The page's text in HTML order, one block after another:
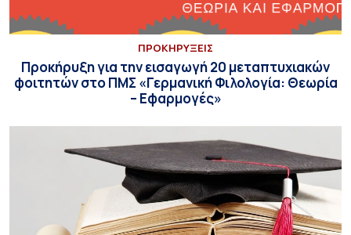
ΠΡΟΚΗΡΥΞΕΙΣ
Προκήρυξη για την εισαγωγή 20 μεταπτυχιακών
φοιτητών στο ΠΜΣ «Γερμανική Φιλολογία: Θεωρία
– Εφαρμογές»